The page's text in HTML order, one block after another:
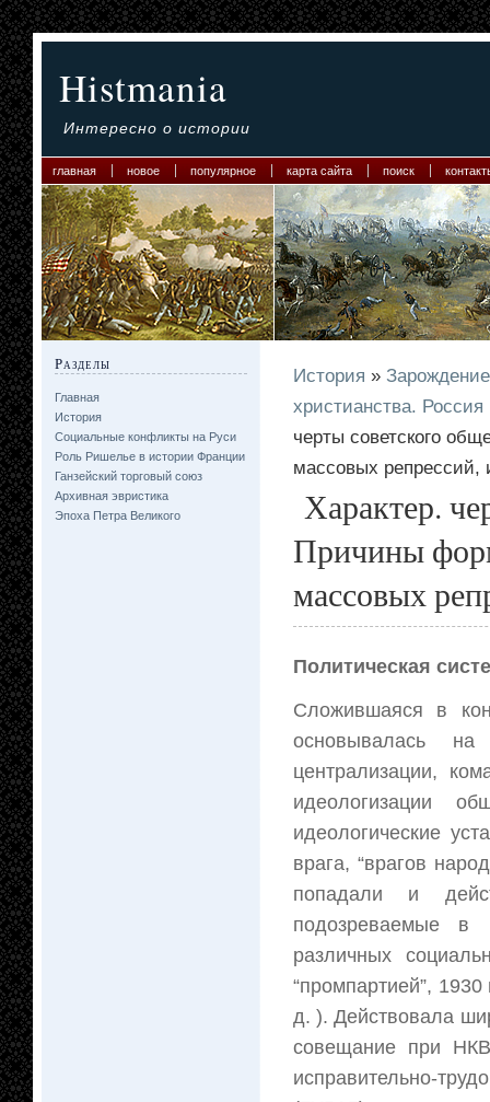
Histmania
Интересно о истории
главная новое популярное карта сайта поиск
Разделы
Главная
История
Социальные конфликты на Руси
Роль Ришелье в истории Франции
Ганзейский торговый союз
Архивная эвристика
Эпоха Петра Великого
История »
христианства.
черты советского
массовых репрессий,
Характер.
Причины
массовых
Политическая
Сложившаяся в
основывалась на
централизации,
идеологизации
идеологические
врага, “врагов
попадали и
подозреваемые в
различных
“промпартией”,
д. ). Действовала
совещание при
исправительно-